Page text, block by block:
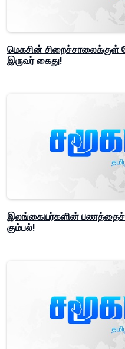
மெகசின் சிறைச்சாலைக்குள்
இருவர் கைது!
இலங்கையர்களின் பணத்தைச்
கும்பல்!